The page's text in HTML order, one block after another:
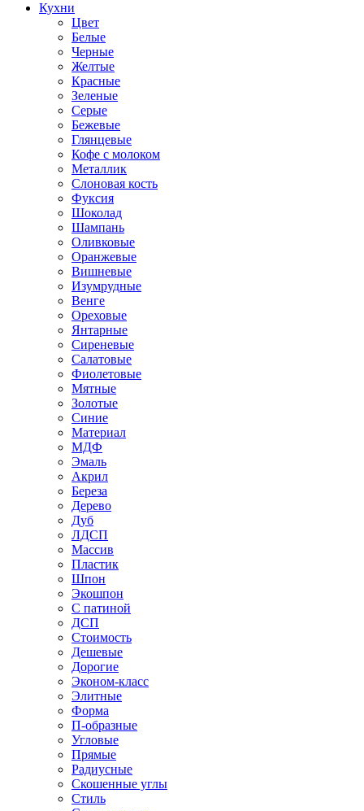
Кухни
Цвет
Белые
Черные
Желтые
Красные
Зеленые
Серые
Бежевые
Глянцевые
Кофе с молоком
Металлик
Слоновая кость
Фуксия
Шоколад
Шампань
Оливковые
Оранжевые
Вишневые
Изумрудные
Венге
Ореховые
Янтарные
Сиреневые
Салатовые
Фиолетовые
Мятные
Золотые
Синие
Материал
МДФ
Эмаль
Акрил
Береза
Дерево
Дуб
ЛДСП
Массив
Пластик
Шпон
Экошпон
С патиной
ДСП
Стоимость
Дешевые
Дорогие
Эконом-класс
Элитные
Форма
П-образные
Угловые
Прямые
Радиусные
Скошенные углы
Стиль